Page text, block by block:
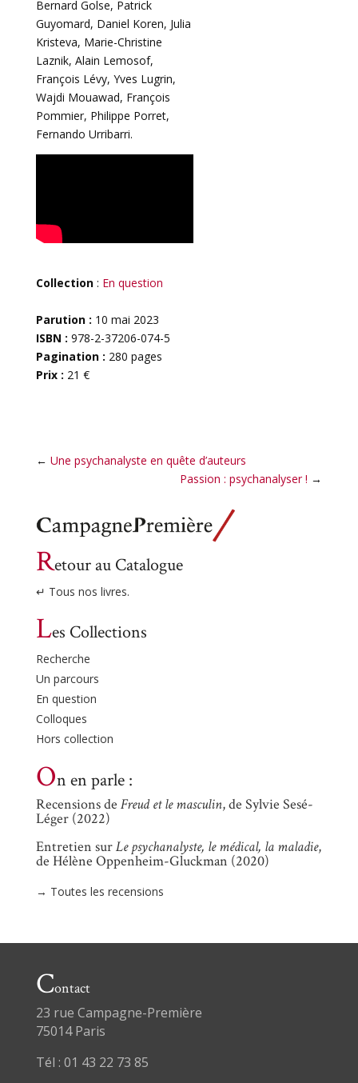
Bernard Golse, Patrick
Guyomard, Daniel Koren, Julia
Kristeva, Marie-Christine
Laznik, Alain Lemosof,
François Lévy, Yves Lugrin,
Wajdi Mouawad, François
Pommier, Philippe Porret,
Fernando Urribarri.
Collection: En question
Parution : 10 mai 2023
ISBN : 978-2-37206-074-5
Pagination : 280 pages
Prix : 21 €
← Une psychanalyste en quête d’auteurs
Passion : psychanalyser ! →
Retour au Catalogue
↵ Tous nos livres.
Les Collections
Recherche
Un parcours
En question
Colloques
Hors collection
On en parle :
Recensions de Freud et le masculin, de Sylvie Sesé-
Léger (2022)
Entretien surLe psychanalyste, le médical, la maladie,
de Hélène Oppenheim-Gluckman (2020)
→ Toutes les recensions
Contact
23 rue Campagne-Première
75014 Paris
Tél : 01 43 22 73 85